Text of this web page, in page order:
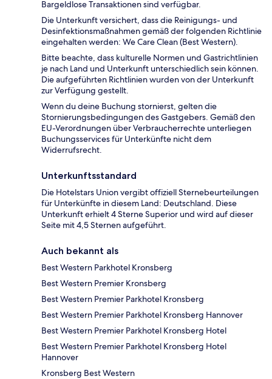
Bargeldlose Transaktionen sind verfügbar.
Die Unterkunft versichert, dass die Reinigungs- und
Desinfektionsmaßnahmen gemäß der folgenden Richtlinie
eingehalten werden: We Care Clean (Best Western).
Bitte beachte, dass kulturelle Normen und Gastrichtlinien
je nach Land und Unterkunft unterschiedlich sein können.
Die aufgeführten Richtlinien wurden von der Unterkunft
zur Verfügung gestellt.
Wenn du deine Buchung stornierst, gelten die
Stornierungsbedingungen des Gastgebers. Gemäß den
EU-Verordnungen über Verbraucherrechte unterliegen
Buchungsservices für Unterkünfte nicht dem
Widerrufsrecht.
Unterkunftsstandard
Die Hotelstars Union vergibt offiziell Sternebeurteilungen
für Unterkünfte in diesem Land: Deutschland. Diese
Unterkunft erhielt 4 Sterne Superior und wird auf dieser
Seite mit 4,5 Sternen aufgeführt.
Auch bekannt als
Best Western Parkhotel Kronsberg
Best Western Premier Kronsberg
Best Western Premier Parkhotel Kronsberg
Best Western Premier Parkhotel Kronsberg Hannover
Best Western Premier Parkhotel Kronsberg Hotel
Best Western Premier Parkhotel Kronsberg Hotel
Hannover
Kronsberg Best Western